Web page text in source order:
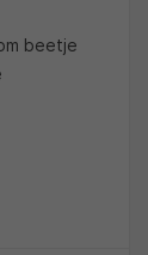
beetje